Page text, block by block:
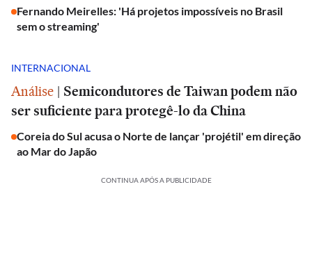
Fernando Meirelles: 'Há projetos impossíveis no Brasil
sem o streaming'
INTERNACIONAL
Análise | Semicondutores de Taiwan podem não
ser suficiente para protegê-lo da China
Coreia do Sul acusa o Norte de lançar 'projétil' em direção
ao Mar do Japão
CONTINUA APÓS A PUBLICIDADE